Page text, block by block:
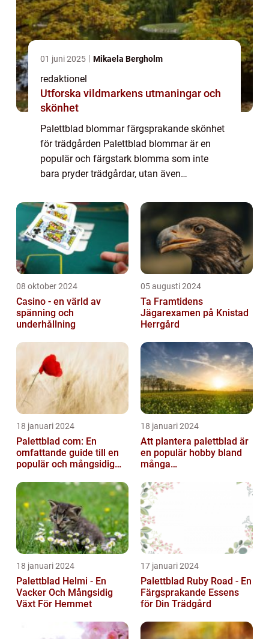
01 juni 2025 Mikaela Bergholm
redaktionel
Utforska vildmarkens utmaningar och
skönhet
Palettblad blommar färgsprakande skönhet
för trädgården Palettblad blommar är en
populär och färgstark blomma som inte
bara pryder trädgårdar, utan även
ge dig en heltäckande översikt över
palettblad blommar v...
08 oktober 2024
Casino - en värld av
spänning och
underhållning
05 augusti 2024
Ta Framtidens
Jägarexamen på Knistad
Herrgård
18 januari 2024
Palettblad com: En
omfattande guide till en
populär och mångsidig
18 januari 2024
Att plantera palettblad är
en populär hobby bland
många
kan bidra till att ...
18 januari 2024
Palettblad Helmi - En
Vacker Och Mångsidig
Växt För Hemmet
17 januari 2024
Palettblad Ruby Road - En
Färgsprakande Essens
för Din Trädgård